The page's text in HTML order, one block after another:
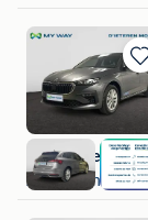
in
Auto Natie
Antwerpen